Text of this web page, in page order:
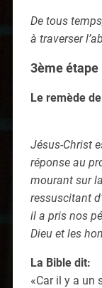
De tous
à traverser
3ème étape
Le remède
Jésus-Christ
réponse au
mourant sur
ressuscitant
il a pris nos
Dieu et les
La Bible dit:
«Car il y a un